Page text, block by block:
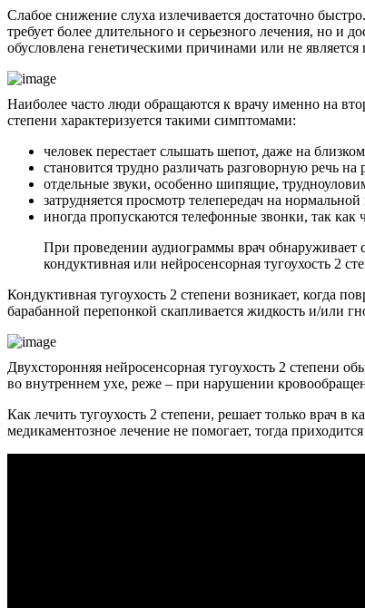
Слабое снижение слуха излечивается достаточно
требует более длительного и серьезного лечения, но
обусловлена генетическими причинами или не
Наиболее часто люди обращаются к врачу именно на
степени характеризуется такими симптомами:
человек перестает слышать шепот, даже на
становится трудно различать разговорную речь на
отдельные звуки, особенно шипящие,
затрудняется просмотр телепередач на нормальной
иногда пропускаются телефонные звонки, так как
При проведении аудиограммы врач обнаруживает
кондуктивная или нейросенсорная тугоухость 2
Кондуктивная тугоухость 2 степени возникает, когда
барабанной перепонкой скапливается жидкость и/или
Двухсторонняя нейросенсорная тугоухость 2 степени
во внутреннем ухе, реже – при нарушении
Как лечить тугоухость 2 степени, решает только врач
медикаментозное лечение не помогает, тогда